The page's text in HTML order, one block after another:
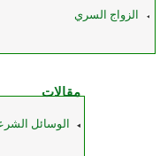
الزواج السري
مقالات
الوسائل